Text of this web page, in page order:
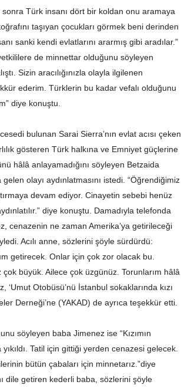
sonra Türk insanı dört bir koldan onu aramaya
taşıyan çocukları görmek beni derinden
sanki kendi evlatlarını ararmış gibi aradılar.”
de minnettar olduğunu söyleyen
Sizin aracılığınızla olayla ilgilenen
ederim. Türklerin bu kadar vefalı olduğunu
diye konuştu.
bulunan Sarai Sierra’nın evlat acısı çeken
gösteren Türk halkına ve Emniyet güçlerine
hâlâ anlayamadığını söyleyen Betzaida
olayı aydınlatmasını istedi. “Öğrendiğimiz
devam ediyor. Cinayetin sebebi henüz
diye konuştu. Damadıyla telefonda
cenazenin ne zaman Amerika’ya getirileceği
Acılı anne, sözlerini şöyle sürdürdü:
getirecek. Onlar için çok zor olacak bu.
büyük. Ailece çok üzgünüz. Torunlarım hâlâ
Otobüsü’nü İstanbul sokaklarında kızı
Derneği’ne (YAKAD) de ayrıca teşekkür etti.
söyleyen baba Jimenez ise “Kızımın
Tatil için gittiği yerden cenazesi gelecek.
bütün çabaları için minnetarız.”diye
dile getiren kederli baba, sözlerini şöyle